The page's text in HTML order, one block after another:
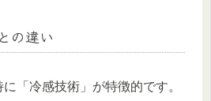
の違い
「冷感技術」が特徴的です。